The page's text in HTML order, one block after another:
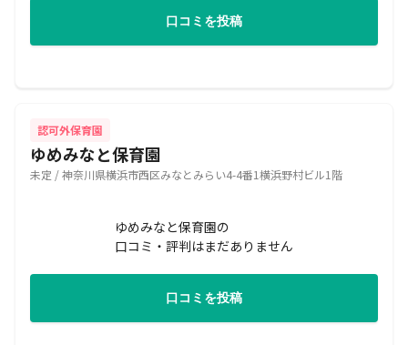
口コミを投稿
認可外保育園
ゆめみなと保育園
未定 / 神奈川県横浜市西区みなとみらい4-4番1横浜野村ビル1階
ゆめみなと保育園の
口コミ・評判はまだありません
口コミを投稿